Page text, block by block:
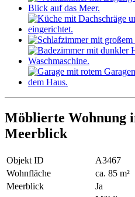
Möblierte Wohnung
Meerblick
Objekt ID
A3467
Wohnfläche
ca. 85 m²
Meerblick
Ja